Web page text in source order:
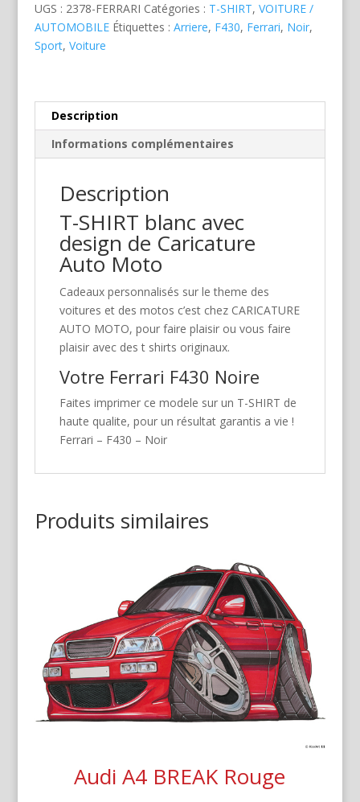
UGS : 2378-FERRARI Catégories : T-SHIRT, VOITURE /
AUTOMOBILE Étiquettes : Arriere, F430, Ferrari, Noir,
Sport, Voiture
Description
Informations complémentaires
Description
T-SHIRT blanc avec
design de Caricature
Auto Moto
Cadeaux personnalisés sur le theme des
voitures et des motos c’est chez CARICATURE
AUTO MOTO, pour faire plaisir ou vous faire
plaisir avec des t shirts originaux.
Votre Ferrari F430 Noire
Faites imprimer ce modele sur un T-SHIRT de
haute qualite, pour un résultat garantis a vie !
Ferrari – F430 – Noir
Produits similaires
Audi A4 BREAK Rouge